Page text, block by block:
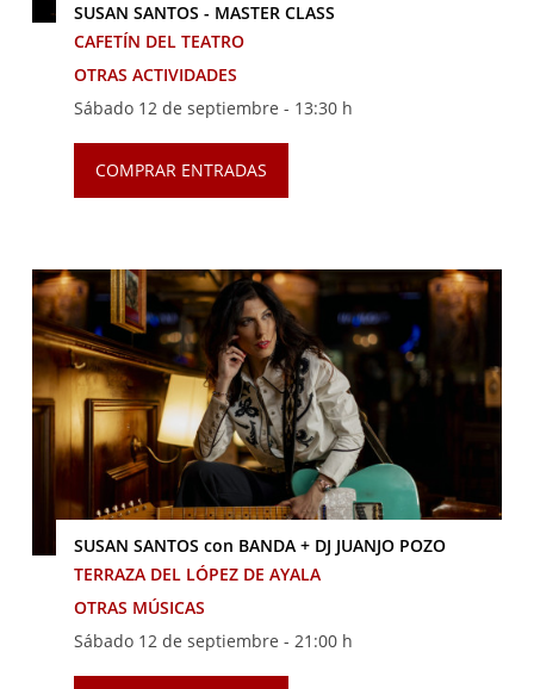
SUSAN SANTOS - MASTER CLASS
CAFETÍN DEL TEATRO
OTRAS ACTIVIDADES
Sábado 12 de septiembre - 13:30 h
COMPRAR ENTRADAS
SUSAN SANTOS con BANDA + DJ JUANJO POZO
TERRAZA DEL LÓPEZ DE AYALA
OTRAS MÚSICAS
Sábado 12 de septiembre - 21:00 h